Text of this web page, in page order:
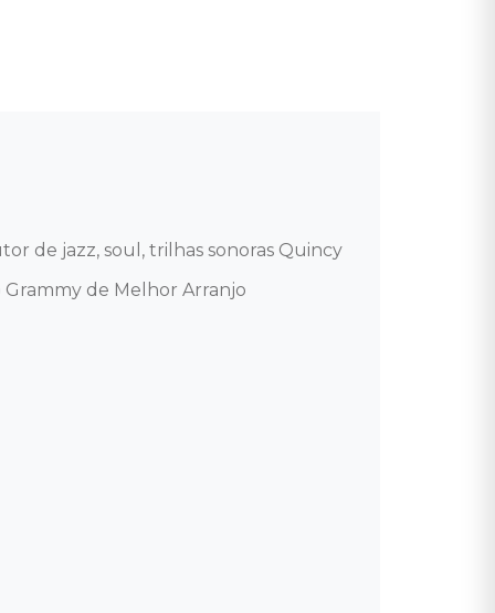
de jazz, soul, trilhas sonoras Quincy
de Melhor Arranjo